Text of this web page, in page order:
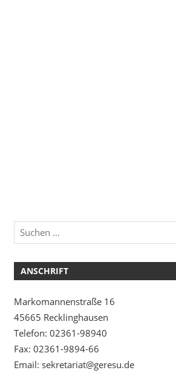
ANSCHRIFT
Markomannenstraße 16
45665 Recklinghausen
Telefon: 02361-98940
Fax: 02361-9894-66
Email: sekretariat@geresu.de